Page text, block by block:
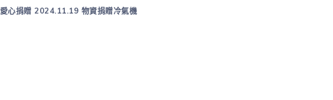
愛心捐贈 2024.11.19 物資捐贈冷氣機